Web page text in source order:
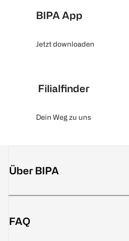
BIPA App
Jetzt downloaden
Filialfinder
Dein Weg zu uns
Über BIPA
FAQ